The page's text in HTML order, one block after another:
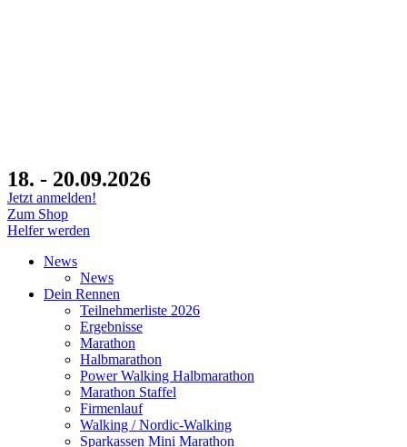
18. - 20.09.2026
Jetzt anmelden!
Zum Shop
Helfer werden
News
News
Dein Rennen
Teilnehmerliste 2026
Ergebnisse
Marathon
Halbmarathon
Power Walking Halbmarathon
Marathon Staffel
Firmenlauf
Walking / Nordic-Walking
Sparkassen Mini Marathon